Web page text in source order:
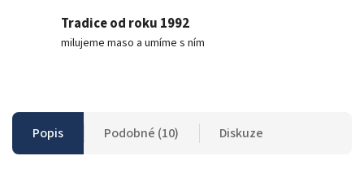
Tradice od roku 1992
milujeme maso a umíme s ním
Popis Podobné (10) Diskuze